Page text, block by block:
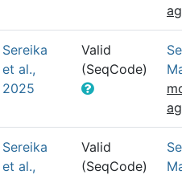
Sereika
et al.,
2025
Valid
(SeqCode)
Sereika
et al.,
Valid
(SeqCode)